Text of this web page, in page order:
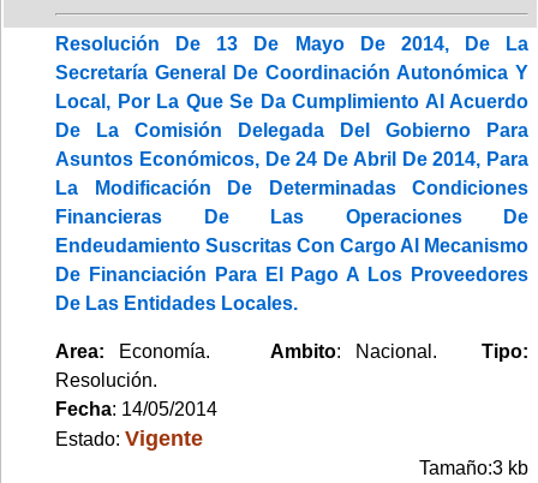
Resolución De 13 De Mayo De 2014, De La
Secretaría General De Coordinación Autonómica Y
Local, Por La Que Se Da Cumplimiento Al Acuerdo
De La Comisión Delegada Del Gobierno Para
Asuntos Económicos, De 24 De Abril De 2014, Para
La Modificación De Determinadas Condiciones
Financieras De Las Operaciones De
Endeudamiento Suscritas Con Cargo Al Mecanismo
De Financiación Para El Pago A Los Proveedores
De Las Entidades Locales.
Area: Economía. Ambito: Nacional.Tipo:
Resolución.
Fecha: 14/05/2014
Estado: Vigente
Tamaño:3 kb